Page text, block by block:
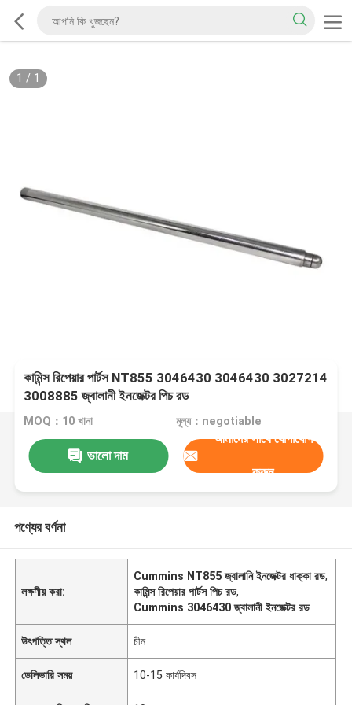
1 / 1
কামিন্স রিপেয়ার পার্টস NT855 3046430 3046430 3027214
3008885 জ্বালানী ইনজেক্টর পিচ রড
MOQ：10 খানা মূল্য：negotiable
ভালো দাম
আমাদের সাথে যোগাযোগ
করুন
পণ্যের বর্ণনা
লক্ষণীয় করা:
Cummins NT855 জ্বালানি ইনজেক্টর ধাক্কা রড,
কামিন্স রিপেয়ার পার্টস পিচ রড,
Cummins 3046430 জ্বালানী ইনজেক্টর রড
উৎপত্তি স্থল চীন
ডেলিভারি সময় 10-15 কার্যদিবস